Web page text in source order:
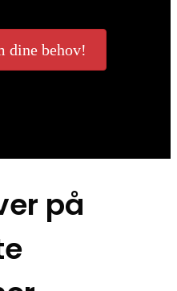
dine behov!
på